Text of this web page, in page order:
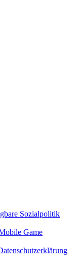
Sozialpolitik
Game